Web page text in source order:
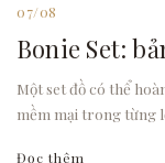
07/08
Bonie Set:
Một set đồ có thể
mềm mại trong từng
Đọc thêm